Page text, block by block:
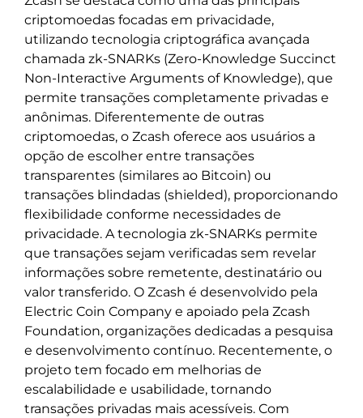
criptomoedas focadas em privacidade,
utilizando tecnologia criptográfica avançada
chamada zk-SNARKs (Zero-Knowledge Succinct
Non-Interactive Arguments of Knowledge), que
permite transações completamente privadas e
anônimas. Diferentemente de outras
criptomoedas, o Zcash oferece aos usuários a
opção de escolher entre transações
transparentes (similares ao Bitcoin) ou
transações blindadas (shielded), proporcionando
flexibilidade conforme necessidades de
privacidade. A tecnologia zk-SNARKs permite
que transações sejam verificadas sem revelar
informações sobre remetente, destinatário ou
valor transferido. O Zcash é desenvolvido pela
Electric Coin Company e apoiado pela Zcash
Foundation, organizações dedicadas a pesquisa
e desenvolvimento contínuo. Recentemente, o
projeto tem focado em melhorias de
escalabilidade e usabilidade, tornando
transações privadas mais acessíveis. Com